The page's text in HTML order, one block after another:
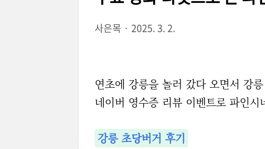
사은목 2025. 3. 2.
연초에 강릉을 놀러 갔다 오면서 강
네이버 영수증 리뷰 이벤트로 파인
강릉 초당버거 후기